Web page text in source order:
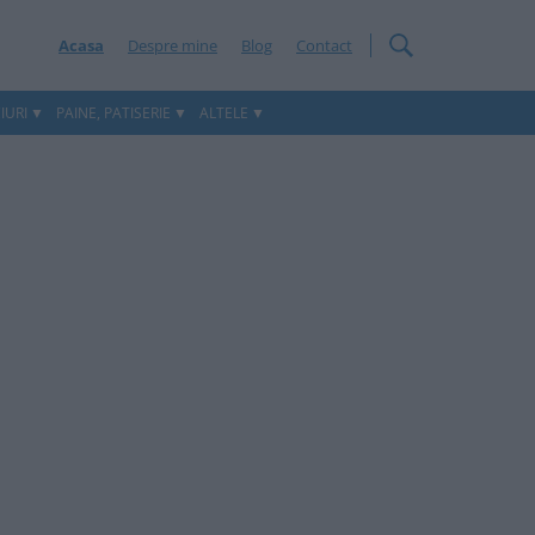
Acasa Despre mine Blog Contact
PAINE, PATISERIE ALTELE